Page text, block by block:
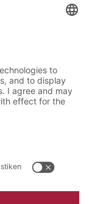
the
embed
the
il primo a
sulla